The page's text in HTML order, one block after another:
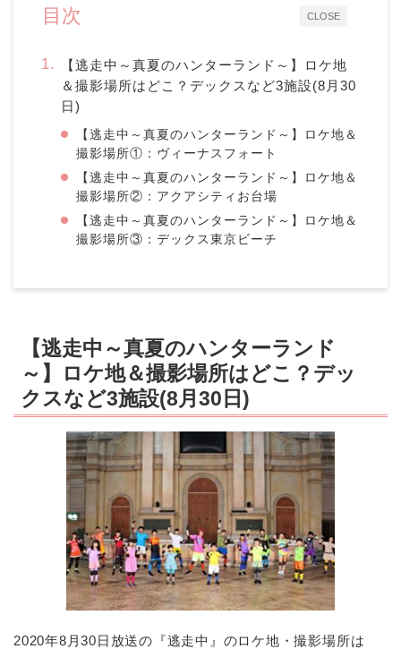
CLOSE
目次
【逃走中～真夏のハンターランド～】ロケ地
＆撮影場所はどこ？デックスなど3施設(8月30
日)
【逃走中～真夏のハンターランド～】ロケ地＆
撮影場所①：ヴィーナスフォート
【逃走中～真夏のハンターランド～】ロケ地＆
撮影場所②：アクアシティお台場
【逃走中～真夏のハンターランド～】ロケ地＆
撮影場所③：デックス東京ビーチ
【逃走中～真夏のハンターランド
～】ロケ地＆撮影場所はどこ？デッ
クスなど3施設(8月30日)
2020年8月30日放送の『逃走中』のロケ地・撮影場所は